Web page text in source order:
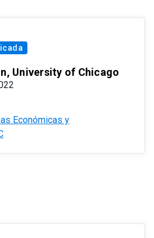
University of Chicago
Económicas y